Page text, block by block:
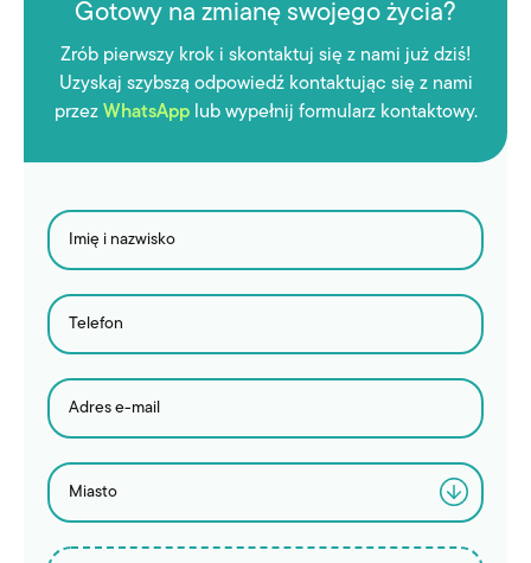
Gotowy na zmianę swojego życia?
Zrób pierwszy krok i skontaktuj się z nami już dziś!
Uzyskaj szybszą odpowiedź kontaktując się z nami
przez WhatsApplub wypełnij formularz kontaktowy.